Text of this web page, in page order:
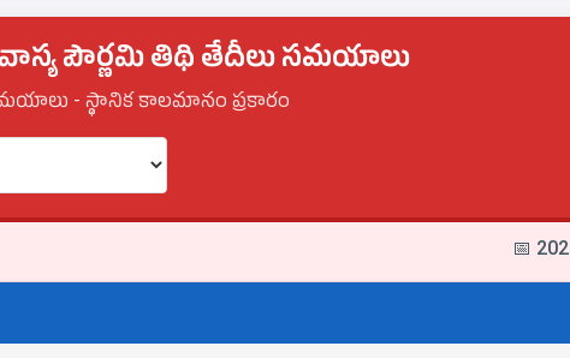
పౌర్ణమి తిథి తేదీలు సమయాలు
- స్థానిక కాలమానం ప్రకారం
📅